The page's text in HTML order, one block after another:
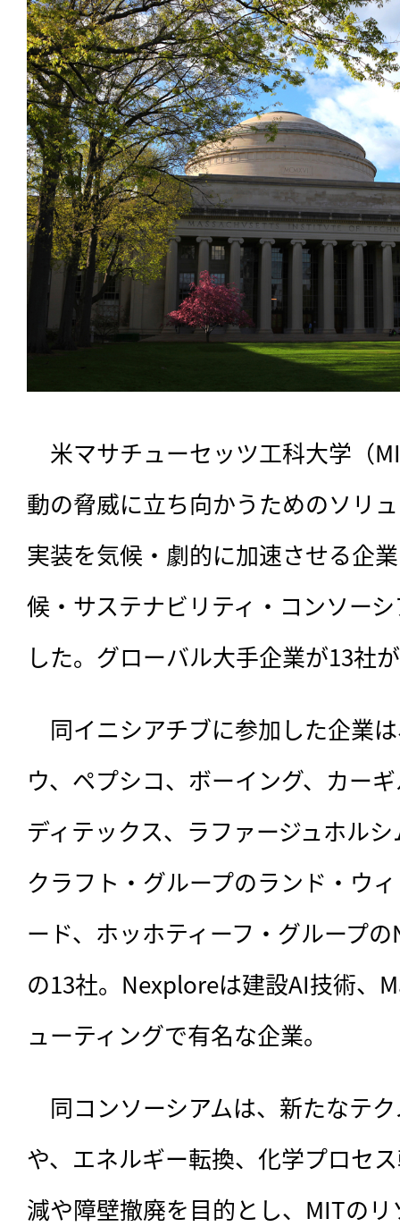
米マサチューセッツ工科大学（
動の脅威に立ち向かうためのソリ
実装を気候・劇的に加速させる企
候・サステナビリティ・コンソー
した。グローバル大手企業が13社
同イニシアチブに参加した企業
ウ、ペプシコ、ボーイング、カー
ディテックス、ラファージュホル
クラフト・グループのランド・ウ
ード、ホッホティーフ・グループ
の13社。Nexploreは建設AI技術、
ューティングで有名な企業。
同コンソーシアムは、新たなテ
や、エネルギー転換、化学プロセ
減や障壁撤廃を目的とし、MITの